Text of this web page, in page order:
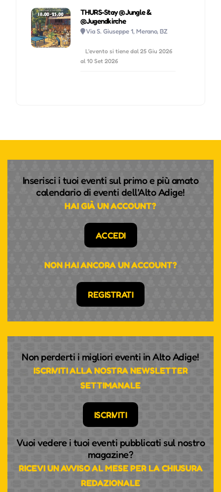
THURS-Stay @Jungle &
@Jugendkirche
Via S. Giuseppe 1, Merano, BZ
L'evento si tiene dal 25 Giu 2026
al 10 Set 2026
Inserisci i tuoi eventi sul primo e più amato
calendario di eventi dell'Alto Adige!
HAI GIÀ UN ACCOUNT?
ACCEDI
NON HAI ANCORA UN ACCOUNT?
REGISTRATI
Non perderti i migliori eventi in Alto Adige!
ISCRIVITI ALLA NOSTRA NEWSLETTER
SETTIMANALE
ISCRIVITI
Vuoi vedere i tuoi eventi pubblicati sul nostro
magazine?
RICEVI UN AVVISO AL MESE PER LA CHIUSURA
REDAZIONALE